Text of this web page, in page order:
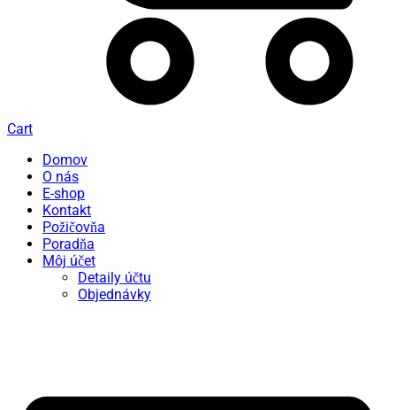
Cart
Domov
O nás
E-shop
Kontakt
Požičovňa
Poradňa
Môj účet
Detaily účtu
Objednávky